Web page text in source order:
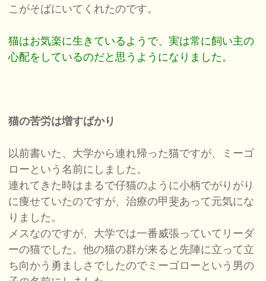
こがそばにいてくれたのです。
猫はお気楽に生きているようで、実は常に飼い主の
心配をしているのだと思うようになりました。
猫の苦労は増すばかり
以前書いた、大学から連れ帰った猫ですが、ミーゴ
ローという名前にしました。
連れてきた時はまるで仔猫のように小柄でがりがり
に痩せていたのですが、治療の甲斐あって元気にな
りました。
メスなのですが、大学では一番威張っていてリーダ
ーの猫でした。他の猫の群が来ると先陣に立って立
ち向かう勇ましさでしたのでミーゴローという男の